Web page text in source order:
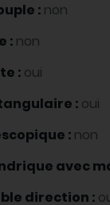
: non
: non
: oui
: oui
: non
avec
direction :